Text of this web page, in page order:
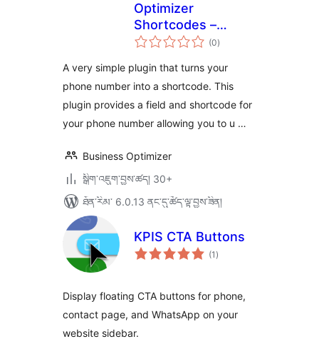
Optimizer
Shortcodes –
Phone Number
(0གདེང་
འཇོག་
ཚང་།
)
A very simple plugin that turns your
phone number into a shortcode. This
plugin provides a field and shortcode for
your phone number allowing you to u …
Business Optimizer
སྒྲིག་འཇུག་བྱས་ཚད། 30+
ཐོན་རིམ་ 6.0.13 ནང་དུ་ཚོད་ལྟ་བྱས་ཟིན།
KPIS CTA Buttons
(1 གདེང་
འཇོག་
)
Display floating CTA buttons for phone,
contact page, and WhatsApp on your
website sidebar.